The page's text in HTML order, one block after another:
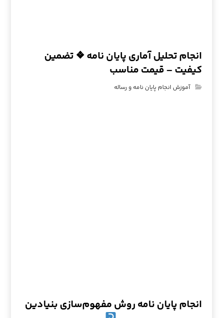
انجام تحلیل آماری پایان نامه ❖ تضمین
کیفیت – قیمت مناسب
آموزش انجام پایان نامه و رساله
انجام پایان نامه روش مفهوم‌سازی بنیادین